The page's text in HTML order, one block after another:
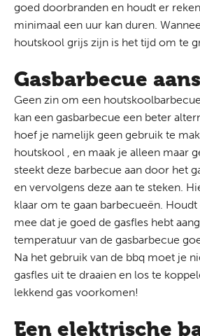
goed doorbranden en houdt er
minimaal een uur kan duren.
houtskool grijs zijn is het tijd om te
Gasbarbecue
Geen zin om een
kan een gasbarbecue een beter
hoef je namelijk geen gebruik te
houtskool , en maak je alleen maar
steekt deze barbecue aan door het
en vervolgens deze aan te steken.
klaar om te gaan barbecueën.
mee dat je goed de gasfles hebt
temperatuur van de gasbarbecue
Na het gebruik van de bbq moet je
gasfles uit te draaien en los te
lekkend gas voorkomen!
Een elektrische